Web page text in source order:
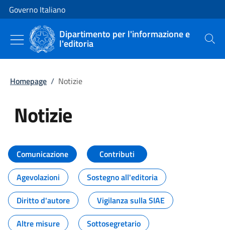
Vai al contenuto
Vai alla navigazione del sito
Governo Italiano
Dipartimento per l'informazione e
l'editoria Cerca
Homepage / Notizie
Notizie
Tutti i contenuti della pagina
Comunicazione
Contributi
Agevolazioni
Sostegno all'editoria
Diritto d'autore
Vigilanza sulla SIAE
Altre misure
Sottosegretario